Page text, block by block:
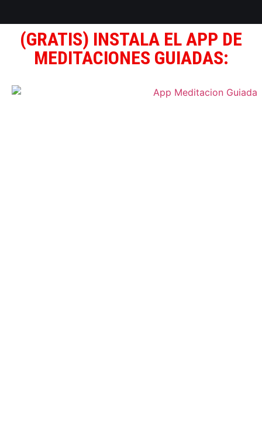
(GRATIS) INSTALA EL APP DE
MEDITACIONES GUIADAS: